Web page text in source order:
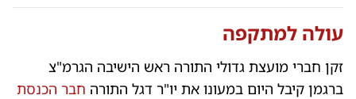
עולה למתקפה
זקן חברי מועצת גדולי התורה ראש הישיבה הגרמ"צ
ברגמן קיבל היום במעונו את יו"ר דגל התורה חבר הכנסת